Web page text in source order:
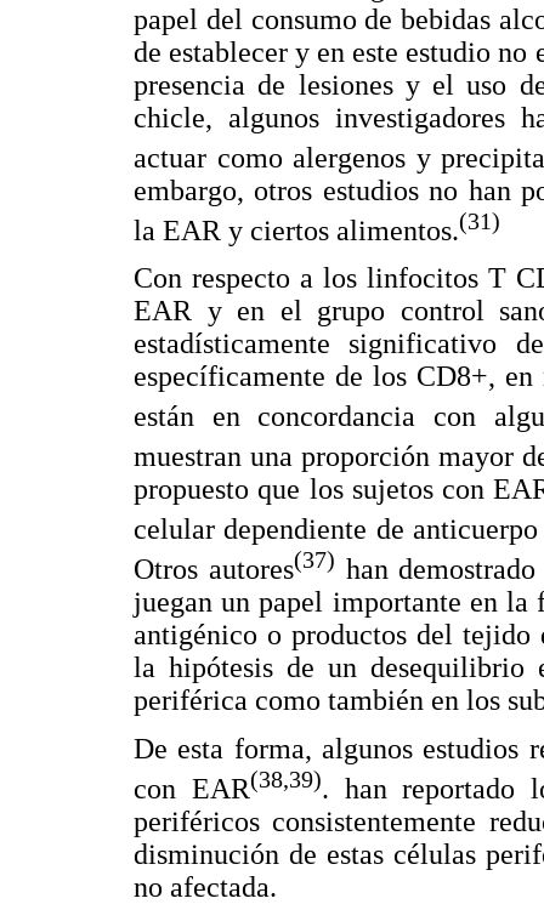
papel del consumo de bebidas
de establecer y en este estudio
presencia de lesiones y el uso
chicle, algunos investigadores
actuar como alergenos y
embargo, otros estudios no han
la EAR y ciertos alimentos.(31)
Con respecto a los linfocitos T
EAR y en el grupo control
estadísticamente significativo
específicamente de los CD8+,
están en concordancia con
muestran una proporción mayor
propuesto que los sujetos con
celular dependiente de
Otros autores(37) han
juegan un papel importante en
antigénico o productos del tejido
la hipótesis de un
periférica como también en los
De esta forma, algunos estudios
con EAR(38,39). han reportado
periféricos consistentemente
disminución de estas células
no afectada.